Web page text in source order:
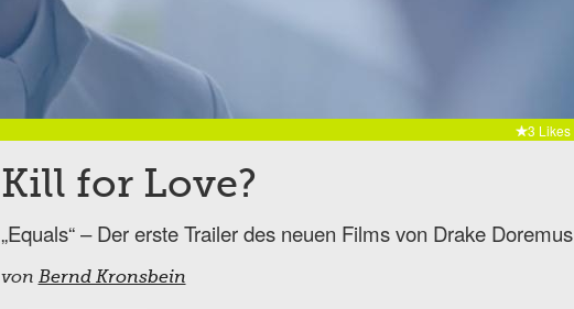
3 Likes
Kill for Love?
„Equals“ – Der erste Trailer des neuen Films von Drake Doremus
von Bernd Kronsbein